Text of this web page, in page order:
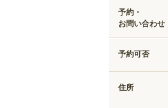
予約・
お問い合わせ
予約可否
住所